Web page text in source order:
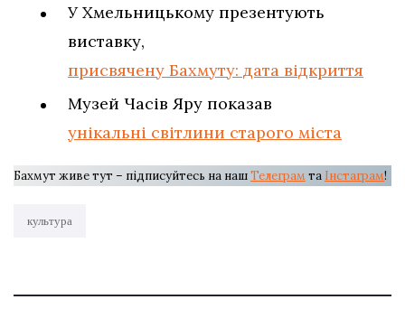
У Хмельницькому презентують
виставку,
присвячену Бахмуту: дата відкриття
Музей Часів Яру показав
унікальні світлини старого міста
Бахмут живе тут – підписуйтесь на нашТелеграм та Інстаграм!
культура